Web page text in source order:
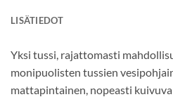
LISÄTIEDOT
Yksi tussi, rajattomasti
monipuolisten tussien
mattapintainen, nopeasti